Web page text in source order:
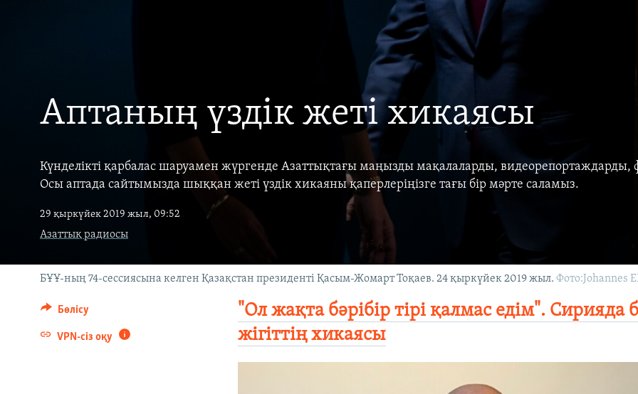
Аптаның үздік жеті хикаясы
Күнделікті қарбалас шаруамен жүргенде Азаттықтағы маңызды мақалаларды,
Осы аптада сайтымызда шыққан жеті үздік хикаяны қаперлеріңізге тағы бір мәрте саламыз.
29 қыркүйек 2019 жыл, 09:52
Азаттық радиосы
БҰҰ-ның 74-сессиясына келген Қазақстан президенті Қасым-Жомарт Тоқаев. 24 қыркүйек 2019 жыл. Фото:Johannes
Бөлісу
VPN-сіз оқу
"Ол жақта бәрібір тірі қалмас едім". Сирияда
жігіттің хикаясы